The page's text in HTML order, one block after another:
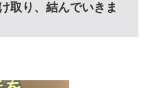
取り、結んでいきま